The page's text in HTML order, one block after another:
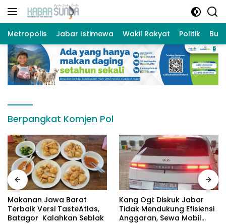
Langsung
Metropolis Jabar Istimewa Wakil Rakyat Politik
Berpangkat Komjen Pol
Makanan Jawa Barat
Terbaik Versi TasteAtlas,
Batagor Kalahkan Seblak
Kang Ogi: Diskuk Jabar
Tidak Mendukung Efisiensi
Anggaran, Sewa Mobil